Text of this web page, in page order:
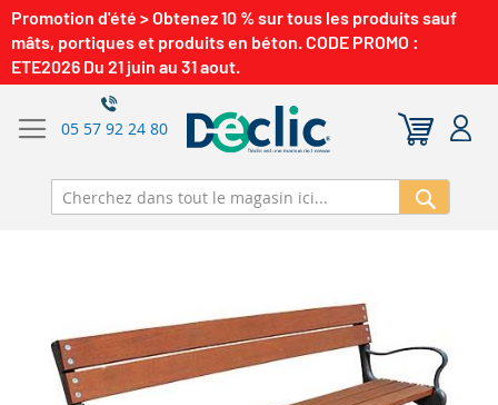
Promotion d'été > Obtenez 10 % sur tous les produits sauf
mâts, portiques et produits en béton. CODE PROMO :
ETE2026 Du 21 juin au 31 aout.
05 57 92 24 80